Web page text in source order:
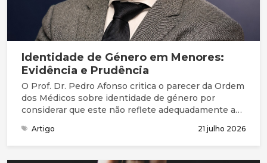
Identidade de Género em Menores:
Evidência e Prudência
O Prof. Dr. Pedro Afonso critica o parecer da Ordem
dos Médicos sobre identidade de género por
considerar que este não reflete adequadamente a
científica disponível. Defende que a disforia de
género deve ser encarada como uma condição
Artigo 21 julho 2026